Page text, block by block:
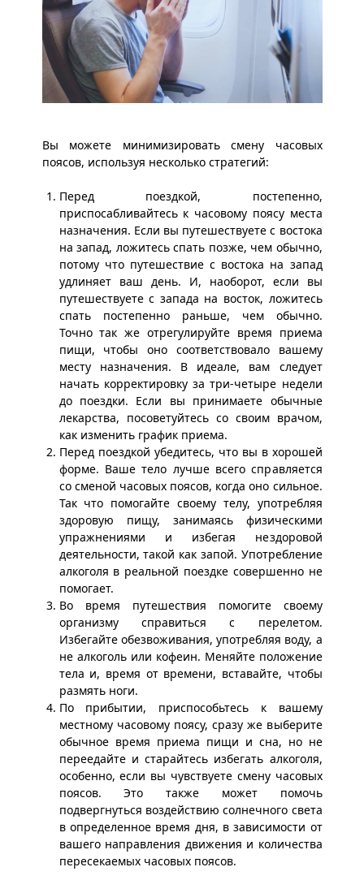
Вы можете минимизировать смену часовых
поясов, используя несколько стратегий:
Перед поездкой, постепенно,
приспосабливайтесь к часовому поясу места
назначения. Если вы путешествуете с востока
на запад, ложитесь спать позже, чем обычно,
потому что путешествие с востока на запад
удлиняет ваш день. И, наоборот, если вы
путешествуете с запада на восток, ложитесь
спать постепенно раньше, чем обычно.
Точно так же отрегулируйте время приема
пищи, чтобы оно соответствовало вашему
месту назначения. В идеале, вам следует
начать корректировку за три-четыре недели
до поездки. Если вы принимаете обычные
лекарства, посоветуйтесь со своим врачом,
как изменить график приема.
Перед поездкой убедитесь, что вы в хорошей
форме. Ваше тело лучше всего справляется
со сменой часовых поясов, когда оно сильное.
Так что помогайте своему телу, употребляя
здоровую пищу, занимаясь физическими
упражнениями и избегая нездоровой
деятельности, такой как запой. Употребление
алкоголя в реальной поездке совершенно не
помогает.
Во время путешествия помогите своему
организму справиться с перелетом.
Избегайте обезвоживания, употребляя воду, а
не алкоголь или кофеин. Меняйте положение
тела и, время от времени, вставайте, чтобы
размять ноги.
По прибытии, приспособьтесь к вашему
местному часовому поясу, сразу же выберите
обычное время приема пищи и сна, но не
переедайте и старайтесь избегать алкоголя,
особенно, если вы чувствуете смену часовых
поясов. Это также может помочь
подвергнуться воздействию солнечного света
в определенное время дня, в зависимости от
вашего направления движения и количества
пересекаемых часовых поясов.